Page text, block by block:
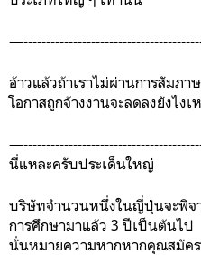
อ้าวแล้วถ้าเราไม่ผ่านการสัมภ
โอกาสถูกจ้างงานจะลดลงยังไงเ
นี่แหละครับประเด็นใหญ่
บริษัทจำนวนหนึ่งในญี่ปุ่นจะพิจ
การศึกษามาแล้ว 3 ปีเป็นต้นไป
นั่นหมายความหากหากคุณสมัค